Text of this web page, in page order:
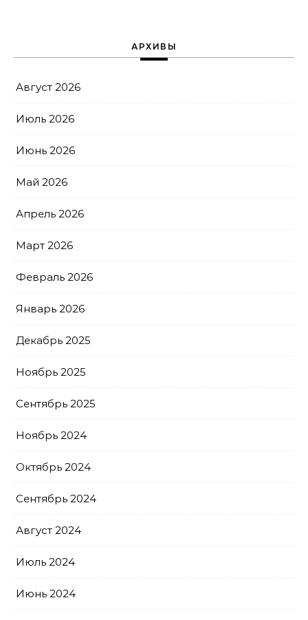
АРХИВЫ
Август 2026
Июль 2026
Июнь 2026
Май 2026
Апрель 2026
Март 2026
Февраль 2026
Январь 2026
Декабрь 2025
Ноябрь 2025
Сентябрь 2025
Ноябрь 2024
Октябрь 2024
Сентябрь 2024
Август 2024
Июль 2024
Июнь 2024